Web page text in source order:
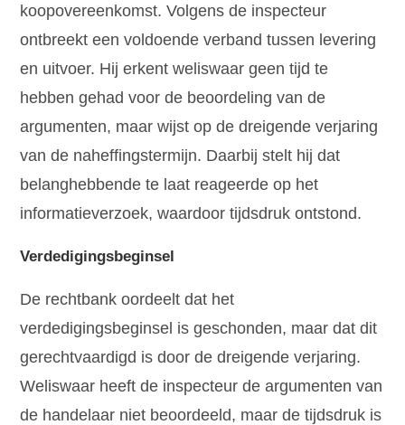
koopovereenkomst. Volgens de inspecteur
ontbreekt een voldoende verband tussen levering
en uitvoer. Hij erkent weliswaar geen tijd te
hebben gehad voor de beoordeling van de
argumenten, maar wijst op de dreigende verjaring
van de naheffingstermijn. Daarbij stelt hij dat
belanghebbende te laat reageerde op het
informatieverzoek, waardoor tijdsdruk ontstond.
Verdedigingsbeginsel
De rechtbank oordeelt dat het
verdedigingsbeginsel is geschonden, maar dat dit
gerechtvaardigd is door de dreigende verjaring.
Weliswaar heeft de inspecteur de argumenten van
de handelaar niet beoordeeld, maar de tijdsdruk is